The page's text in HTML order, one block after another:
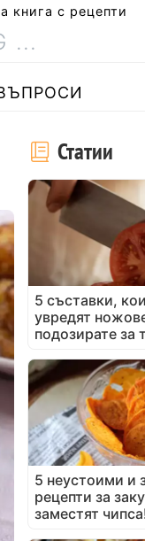
книга с рецепти
Статии
5 съставки,
увредят
подозирате за
5 неустоими и
рецепти за
заместят